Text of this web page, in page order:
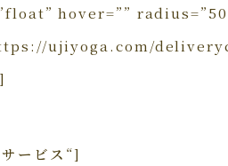
hover=””
ujiyoga.com/
ービス “]